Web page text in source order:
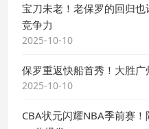
宝刀未老！老保罗的回归
竞争力
2025-10-10
保罗重返快船首秀！大胜广
2025-10-10
CBA状元闪耀NBA季前赛